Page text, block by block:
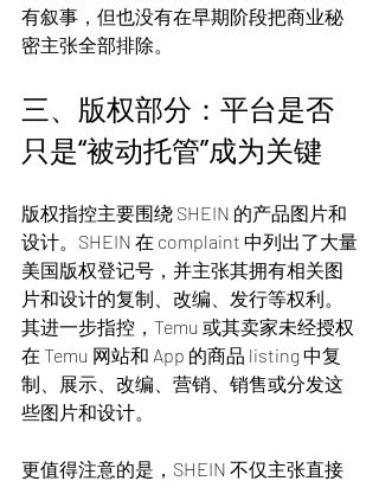
有叙事，但也没有在早期阶段把商业秘
密主张全部排除。
三、版权部分：平台是否
只是“被动托管”成为关键
版权指控主要围绕 SHEIN 的产品图片和
设计。SHEIN 在 complaint 中列出了大量
美国版权登记号，并主张其拥有相关图
片和设计的复制、改编、发行等权利。
其进一步指控，Temu 或其卖家未经授权
在 Temu 网站和 App 的商品 listing 中复
制、展示、改编、营销、销售或分发这
些图片和设计。
更值得注意的是，SHEIN 不仅主张直接